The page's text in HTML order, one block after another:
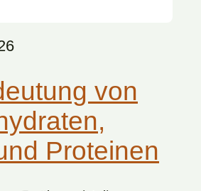
von
Proteinen